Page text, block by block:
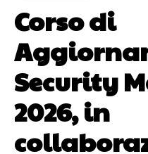
Corso di
Security
2026, in